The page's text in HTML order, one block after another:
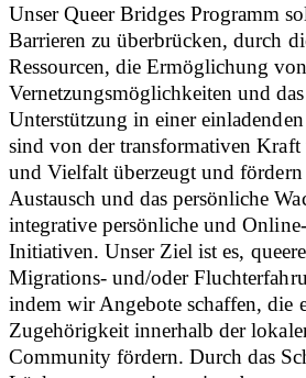
Unser Queer Bridges Programm
Barrieren zu überbrücken, durch
Ressourcen, die Ermöglichung von
Vernetzungsmöglichkeiten und
Unterstützung in einer
sind von der transformativen Kraft
und Vielfalt überzeugt und
Austausch und das persönliche
integrative persönliche und
Initiativen. Unser Ziel ist es,
Migrations- und/oder
indem wir Angebote schaffen, die
Zugehörigkeit innerhalb der
Community fördern. Durch das